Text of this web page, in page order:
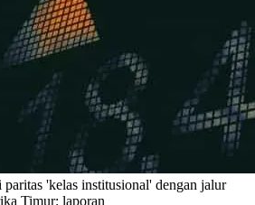
'kelas institusional' dengan jalur
Timur: laporan